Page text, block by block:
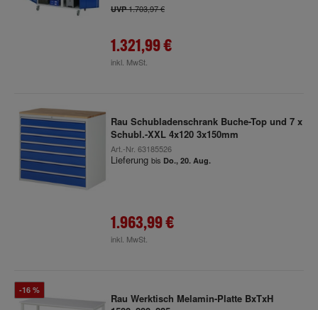
UVP1.703,97 €
1.321,99 €
inkl. MwSt.
Rau Schubladenschrank Buche-Top und 7 x
Schubl.-XXL 4x120 3x150mm
Art.-Nr. 63185526
Lieferung bis Do., 20. Aug.
1.963,99 €
inkl. MwSt.
-16 %
Rau Werktisch Melamin-Platte BxTxH